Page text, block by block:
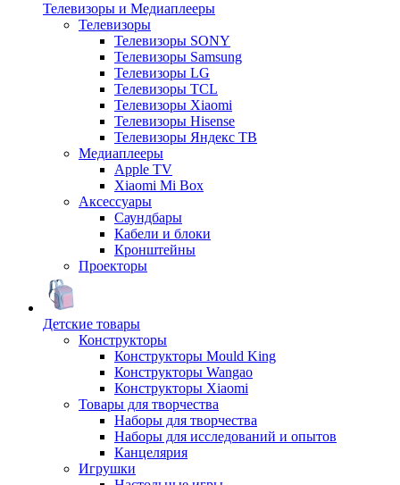
Телевизоры и Медиаплееры
Телевизоры
Телевизоры SONY
Телевизоры Samsung
Телевизоры LG
Телевизоры TCL
Телевизоры Xiaomi
Телевизоры Hisense
Телевизоры Яндекс ТВ
Медиаплееры
Apple TV
Xiaomi Mi Box
Аксессуары
Саундбары
Кабели и блоки
Кронштейны
Проекторы
Детские товары
Конструкторы
Конструкторы Mould King
Конструкторы Wangao
Конструкторы Xiaomi
Товары для творчества
Наборы для творчества
Наборы для исследований и опытов
Канцелярия
Игрушки